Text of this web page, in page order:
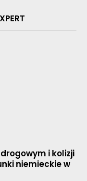
i kolizji
niemieckie w